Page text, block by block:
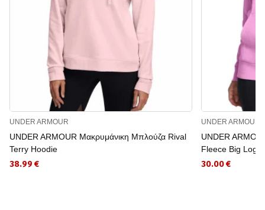
UNDER ARMOUR
UNDER ARMOUR Μακρυμάνικη Μπλούζα Rival
Terry Hoodie
38.99 €
UNDER ARMOUR
UNDER
Fleece Big Logo
30.00 €